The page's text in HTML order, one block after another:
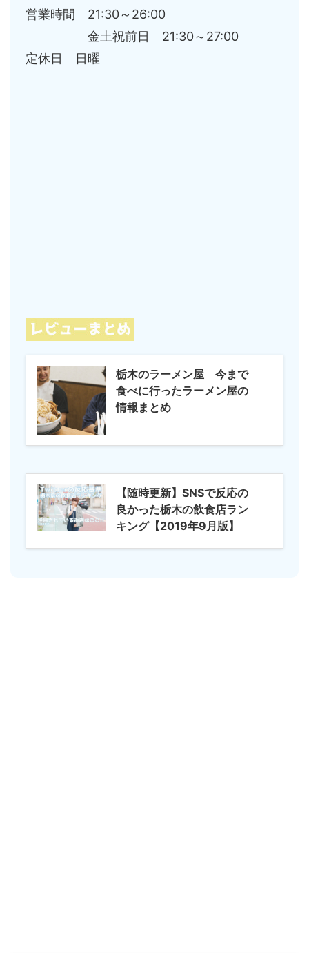
営業時間 21:30～26:00
金土祝前日 21:30～27:00
定休日 日曜
栃木のラーメン屋 今まで
食べに行ったラーメン屋の
情報まとめ
【随時更新】SNSで反応の
良かった栃木の飲食店ラン
キング【2019年9月版】